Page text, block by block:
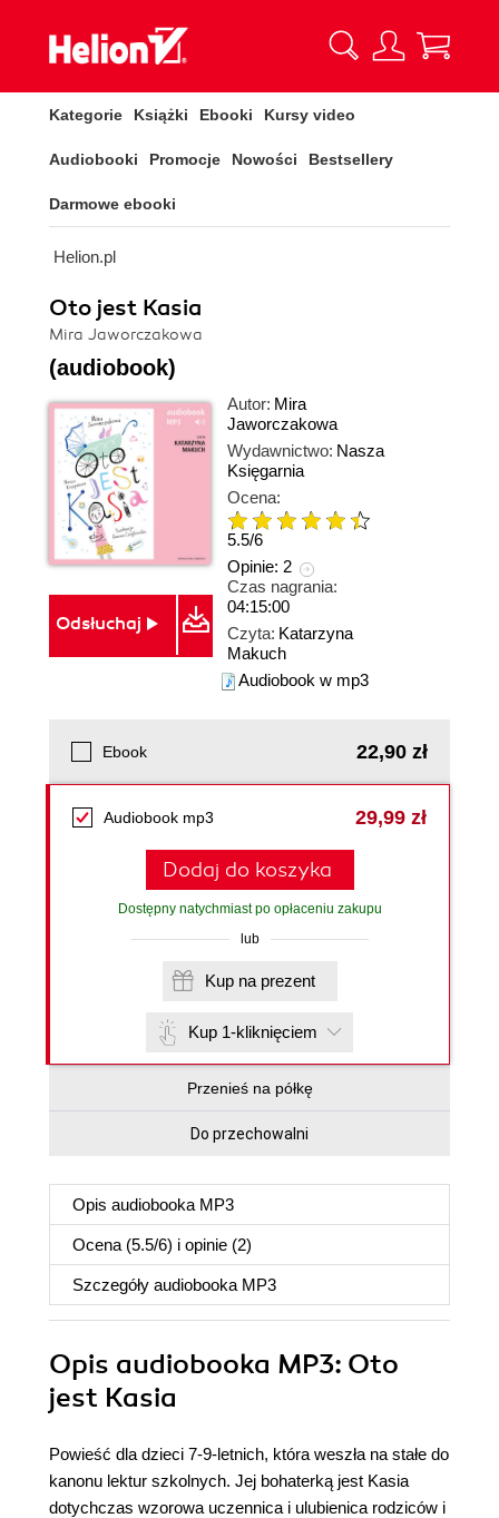
Kategorie Książki Ebooki Kursy video
Audiobooki Promocje Nowości Bestsellery
Darmowe ebooki
Helion.pl
Oto jest Kasia
Mira Jaworczakowa
(audiobook)
Odsłuchaj
Autor: Mira
Jaworczakowa
Wydawnictwo: Nasza
Księgarnia
Ocena:
5.5/6
Opinie: 2
Czas nagrania:
04:15:00
Czyta: Katarzyna
Makuch
Audiobook w mp3
Ebook 22,90 zł
Audiobook mp3 29,99 zł
Dodaj do koszyka
Dostępny natychmiast po opłaceniu zakupu
lub
Kup na prezent
Kup 1-kliknięciem
Przenieś na półkę
Do przechowalni
Opis audiobooka MP3
Ocena (5.5/6) i opinie (2)
Szczegóły audiobooka MP3
Opis audiobooka MP3: Oto
jest Kasia
Powieść dla dzieci 7-9-letnich, która weszła na stałe do
kanonu lektur szkolnych. Jej bohaterką jest Kasia
dotychczas wzorowa uczennica i ulubienica rodziców i